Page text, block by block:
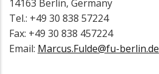
14163 Berlin, Germany
Tel.: +49 30 838 57224
Fax: +49 30 838 457224
Email: Marcus.Fulde@fu-berlin.de